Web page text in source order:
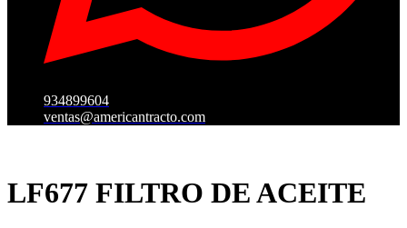
934899604
ventas@americantracto.com
LF677 FILTRO DE ACEITE